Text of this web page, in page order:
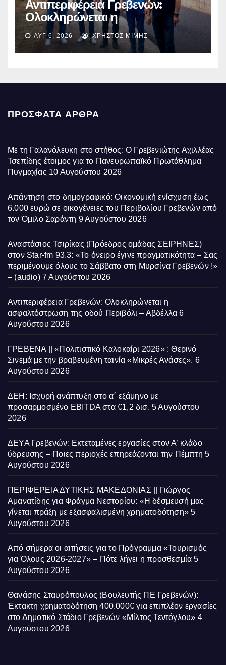
Αντιπεριφέρεια Γρεβενών:
Ολοκληρώνεται η
ασφαλτόστρωση της οδού
Περιβόλι – Αβδέλλα
ΑΥΓ 6, 2026 ΧΡΉΣΤΟΣ ΜΊΜΗΣ
ΠΡΌΣΦΑΤΑ ΆΡΘΡΑ
Με τη Γαλανόλευκη στο στήθος: Ο Γρεβενιώτης Αχιλλέας
Τσεπίδης έτοιμος για το Πανευρωπαϊκό Πρωτάθλημα
Πυγμαχίας 10 Αυγούστου 2026
Απάντηση στο δημογραφικό: Οικονομική ενίσχυση έως
6.000 ευρώ σε οικογένειες του Περιβολίου Γρεβενών από
τον Όμιλο Σαράντη 9 Αυγούστου 2026
Αναστάσιος Τσιρίκας (Πρόεδρος ομάδας ΣΕΙΡΗΝΕΣ)
στον Star-fm 93.3: «Το όνειρο έγινε πραγματικότητα – Σας
περιμένουμε όλους το Σάββατο στη Μυρσίνα Γρεβενών !»
– (audio) 7 Αυγούστου 2026
Αντιπεριφέρεια Γρεβενών: Ολοκληρώνεται η
ασφαλτόστρωση της οδού Περιβόλι – Αβδέλλα 6
Αυγούστου 2026
ΓΡΕΒΕΝΑ || «Πολιτιστικό Καλοκαίρι 2026» : Θερινό
Σινεμά με την βραβευμένη ταινία «Μικρές Ανάσες». 6
Αυγούστου 2026
ΔΕΗ: Ισχυρή ανάπτυξη στο α΄ εξάμηνο με
προσαρμοσμένο EBITDA στα €1,2 δισ. 5 Αυγούστου
2026
ΔΕΥΑ Γρεβενών: Εκτεταμένες εργασίες στον Α’ κλάδο
ύδρευσης – Ποιες περιοχές επηρεάζονται την Πέμπτη 5
Αυγούστου 2026
ΠΕΡΙΦΕΡΕΙΑ ΔΥΤΙΚΗΣ ΜΑΚΕΔΟΝΙΑΣ || Γιώργος
Αμανατίδης για Φράγμα Νεστορίου: «Η δέσμευσή μας
γίνεται πράξη με εξασφαλισμένη χρηματοδότηση» 5
Αυγούστου 2026
Από σήμερα οι αιτήσεις για το Πρόγραμμα «Τουρισμός
για Όλους 2026-2027» – Πότε λήγει η προσθεσμία 5
Αυγούστου 2026
Θανάσης Σταυρόπουλος (Βουλευτής ΠΕ Γρεβενών):
Έκτακτη χρηματοδότηση 400.000€ για επιπλέον εργασίες
στο Δημοτικό Στάδιο Γρεβενών «Μίλτος Τεντόγλου» 4
Αυγούστου 2026